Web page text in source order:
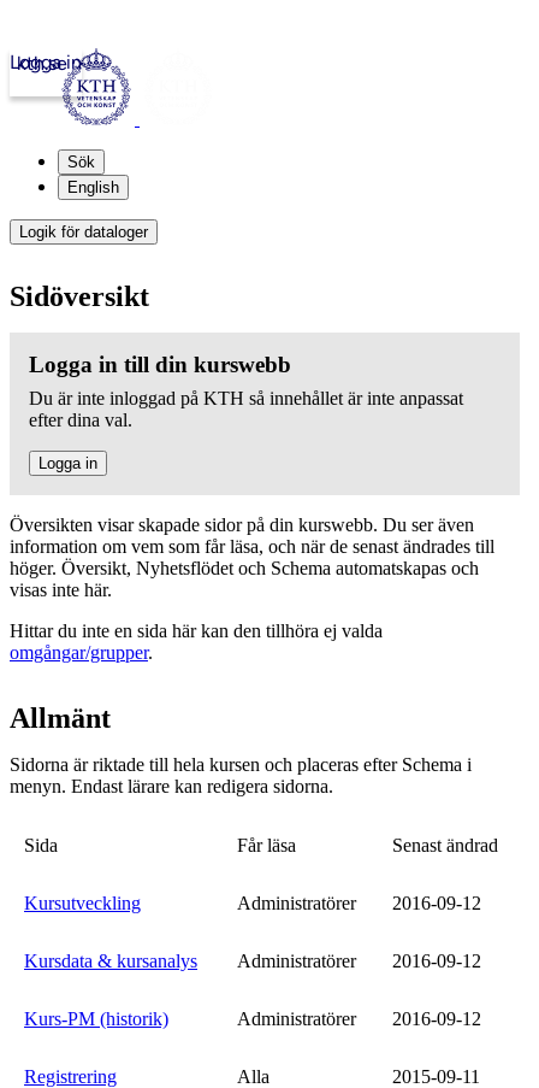
kth.se
Logga in
Sök
English
Logik för dataloger
Sidöversikt
Logga in till din kurswebb
Du är inte inloggad på KTH så innehållet är inte anpassat
efter dina val.
Logga in
Översikten visar skapade sidor på din kurswebb. Du ser även
information om vem som får läsa, och när de senast ändrades till
höger. Översikt, Nyhetsflödet och Schema automatskapas och
visas inte här.
Hittar du inte en sida här kan den tillhöra ej valda
omgångar/grupper.
Allmänt
Sidorna är riktade till hela kursen och placeras efter Schema i
menyn. Endast lärare kan redigera sidorna.
Sida Får läsa Senast ändrad
Kursutveckling Administratörer 2016-09-12
Kursdata & kursanalys Administratörer 2016-09-12
Kurs-PM (historik) Administratörer 2016-09-12
Registrering Alla 2015-09-11